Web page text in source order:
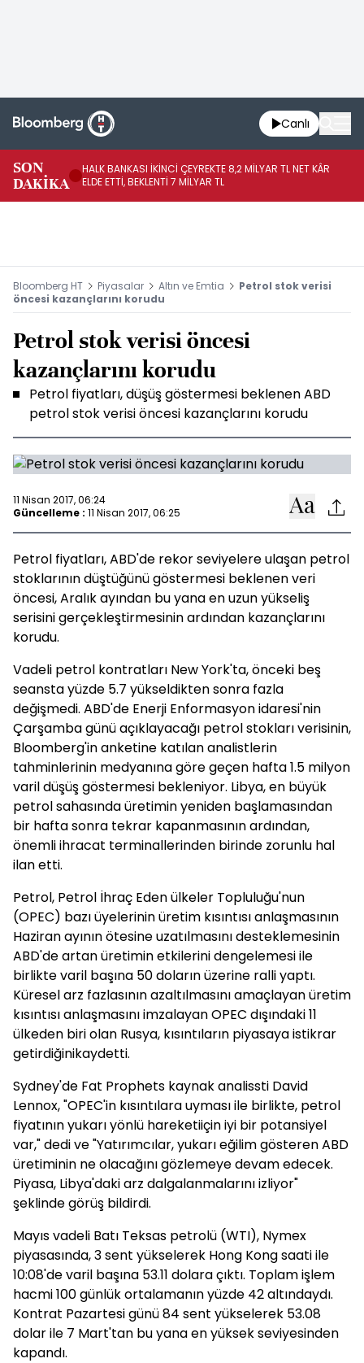
Canlı
SON
DAKİKA
HALK BANKASI İKİNCİ ÇEYREKTE 8,2 MİLYAR TL NET KÂR
ELDE ETTİ, BEKLENTİ 7 MİLYAR TL
Bloomberg HT Piyasalar Altın ve Emtia
Petrol stok verisi
öncesi kazançlarını korudu
Petrol stok verisi öncesi
kazançlarını korudu
Petrol fiyatları, düşüş göstermesi beklenen ABD
petrol stok verisi öncesi kazançlarını korudu
11 Nisan 2017, 06:24
Güncelleme : 11 Nisan 2017, 06:25
Petrol fiyatları, ABD'de rekor seviyelere ulaşan petrol
stoklarının düştüğünü göstermesi beklenen veri
öncesi, Aralık ayından bu yana en uzun yükseliş
serisini gerçekleştirmesinin ardından kazançlarını
korudu.
Vadeli petrol kontratları New York'ta, önceki beş
seansta yüzde 5.7 yükseldikten sonra fazla
değişmedi. ABD'de Enerji Enformasyon idaresi'nin
Çarşamba günü açıklayacağı petrol stokları verisinin,
Bloomberg'in anketine katılan analistlerin
tahminlerinin medyanına göre geçen hafta 1.5 milyon
varil düşüş göstermesi bekleniyor. Libya, en büyük
petrol sahasında üretimin yeniden başlamasından
bir hafta sonra tekrar kapanmasının ardından,
önemli ihracat terminallerinden birinde zorunlu hal
ilan etti.
Petrol, Petrol İhraç Eden ülkeler Topluluğu'nun
(OPEC) bazı üyelerinin üretim kısıntısı anlaşmasının
Haziran ayının ötesine uzatılmasını desteklemesinin
ABD'de artan üretimin etkilerini dengelemesi ile
birlikte varil başına 50 doların üzerine ralli yaptı.
Küresel arz fazlasının azaltılmasını amaçlayan üretim
kısıntısı anlaşmasını imzalayan OPEC dışındaki 11
ülkeden biri olan Rusya, kısıntıların piyasaya istikrar
getirdiğinikaydetti.
Sydney'de Fat Prophets kaynak analissti David
Lennox, "OPEC'in kısıntılara uyması ile birlikte, petrol
fiyatının yukarı yönlü hareketiiçin iyi bir potansiyel
var," dedi ve "Yatırımcılar, yukarı eğilim gösteren ABD
üretiminin ne olacağını gözlemeye devam edecek.
Piyasa, Libya'daki arz dalgalanmalarını izliyor"
şeklinde görüş bildirdi.
Mayıs vadeli Batı Teksas petrolü (WTI), Nymex
piyasasında, 3 sent yükselerek Hong Kong saati ile
10:08'de varil başına 53.11 dolara çıktı. Toplam işlem
hacmi 100 günlük ortalamanın yüzde 42 altındaydı.
Kontrat Pazartesi günü 84 sent yükselerek 53.08
dolar ile 7 Mart'tan bu yana en yüksek seviyesinden
kapandı.